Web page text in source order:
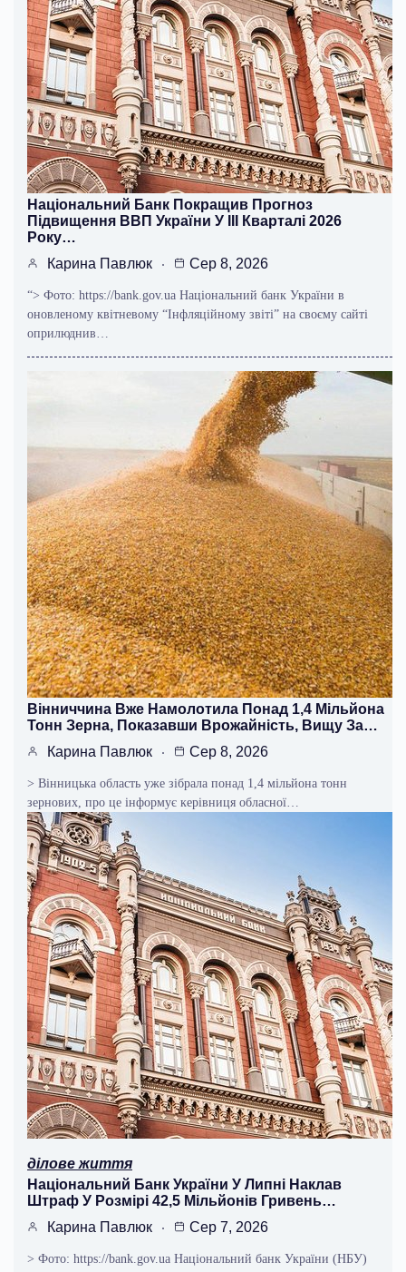
Національний Банк Покращив Прогноз
Підвищення ВВП України У ІІІ Кварталі 2026
Року…
Карина Павлюк
Сер 8, 2026
“> Фото: https://bank.gov.ua Національний банк України в
оновленому квітневому “Інфляційному звіті” на своєму сайті
оприлюднив…
Вінниччина Вже Намолотила Понад 1,4 Мільйона
Тонн Зерна, Показавши Врожайність, Вищу За…
Карина Павлюк
Сер 8, 2026
> Вінницька область уже зібрала понад 1,4 мільйона тонн
зернових, про це інформує керівниця обласної…
ділове життя
Національний Банк України У Липні Наклав
Штраф У Розмірі 42,5 Мільйонів Гривень…
Карина Павлюк
Сер 7, 2026
> Фото: https://bank.gov.ua Національний банк України (НБУ)